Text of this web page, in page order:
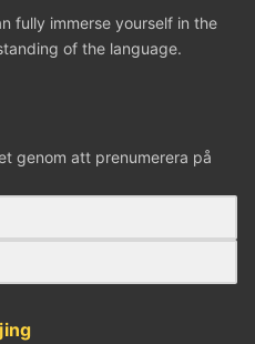
fully immerse yourself in the
of the language.
genom att prenumerera på